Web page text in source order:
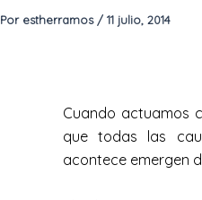
Por estherramos / 11 julio, 2014
Cuando actuamos
que todas las
acontece emergen